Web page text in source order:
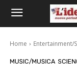
Home Entertainment/
MUSIC/MUSICA